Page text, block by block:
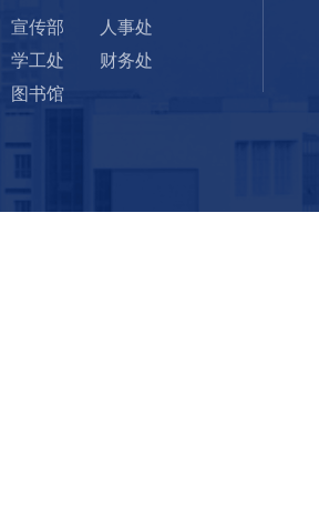
宣传部
人事处
学工处
财务处
图书馆